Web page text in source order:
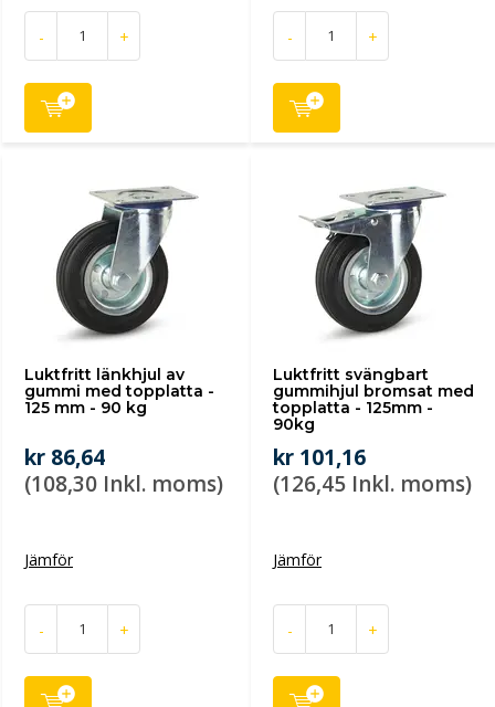
- + - +
Luktfritt länkhjul av
gummi med topplatta -
125 mm - 90 kg
kr 86,64
(108,30 Inkl. moms)
Jämför
- +
Luktfritt svängbart
gummihjul bromsat med
topplatta - 125mm -
90kg
kr 101,16
(126,45 Inkl. moms)
Jämför
- +